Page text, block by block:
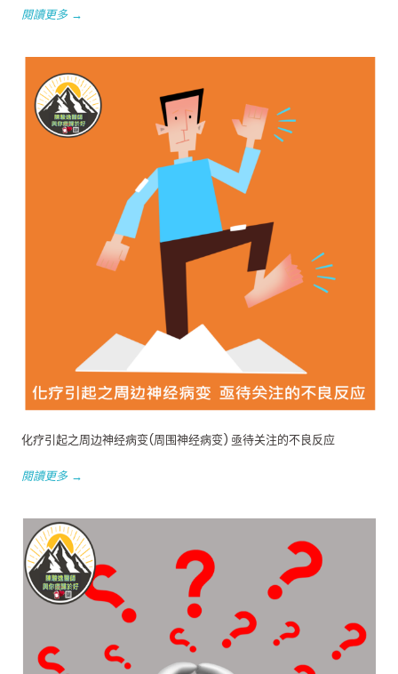
閱讀更多 →
化疗引起之周边神经病变(周围神经病变) 亟待关注的不良反应
閱讀更多 →